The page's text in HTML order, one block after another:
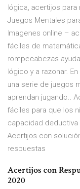
lógica, acertijos para
Juegos Mentales
Imagenes online –
fáciles de
rompecabezas
lógico y a razonar.
una serie de juegos
aprendan jugando..
fáciles para que los
capacidad deductiva
Acertijos con
respuestas
Acertijos con
2020